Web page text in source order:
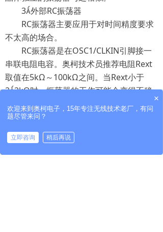
3外部RC振荡器
RC振荡器主要应用于对时间精度要求
不太高的场合。
RC振荡器是在OSC1/CLKIN引脚接一
串联电阻电容。奥柯技术员推荐电阻Rext
取值在5kΩ～100kΩ之间。当Rext小于
22kΩ时，振荡器的工作可能会变得不稳
定或停振；当Rext取值大于1MΩ时，振荡
器易受到干扰。RC振荡器产生的振荡频率
fosc，经内部4分频电路分频后从
OSC2/CLKOUT输出fosc/4振荡信号，此信
号可以用作测试或作其它逻辑电路的同步
×
欢迎来到奥柯电子，15年专注无线技术老厂，有问
题尽管来问？
立即咨询
稍后再说
拨打电话